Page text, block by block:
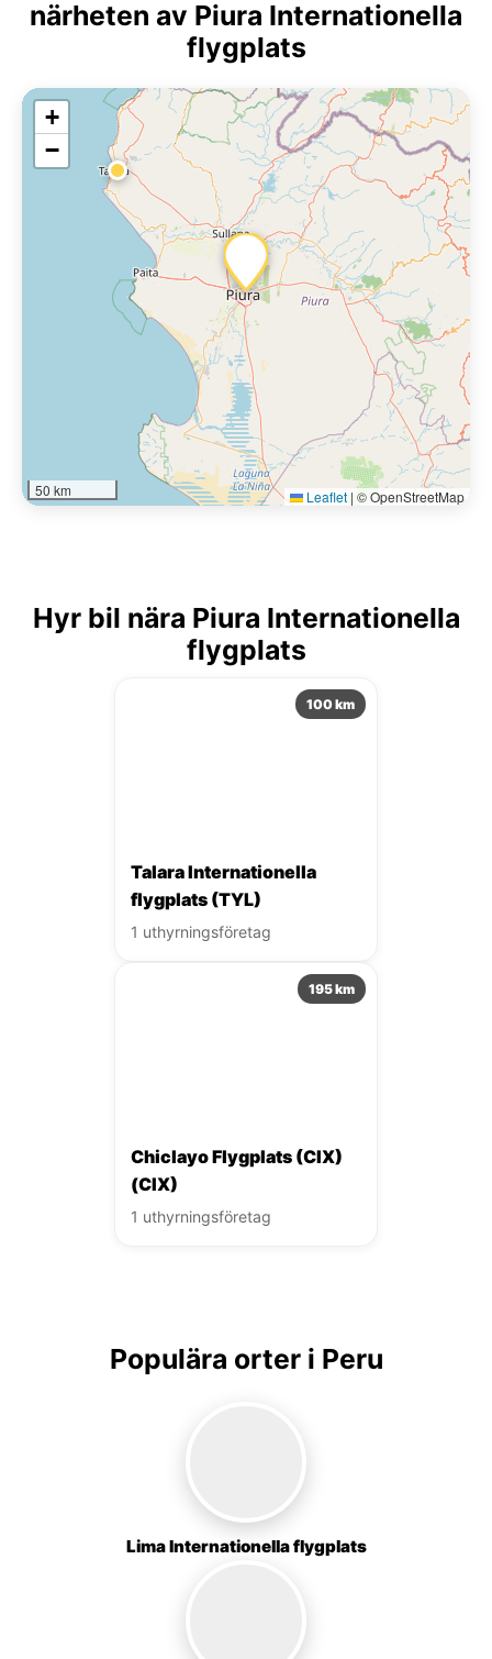
närheten av Piura Internationella
flygplats
+
−
50 km Leaflet | © OpenStreetMap
Hyr bil nära Piura Internationella
flygplats
100 km
Talara Internationella
flygplats (TYL)
1 uthyrningsföretag
195 km
Chiclayo Flygplats (CIX)
(CIX)
1 uthyrningsföretag
Populära orter i Peru
Lima Internationella flygplats